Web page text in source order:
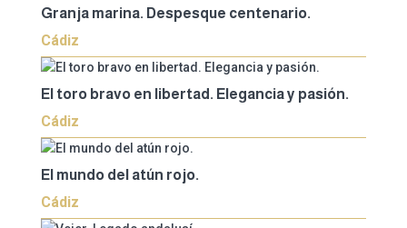
Granja marina. Despesque centenario.
Cádiz
El toro bravo en libertad. Elegancia y pasión.
Cádiz
El mundo del atún rojo.
Cádiz